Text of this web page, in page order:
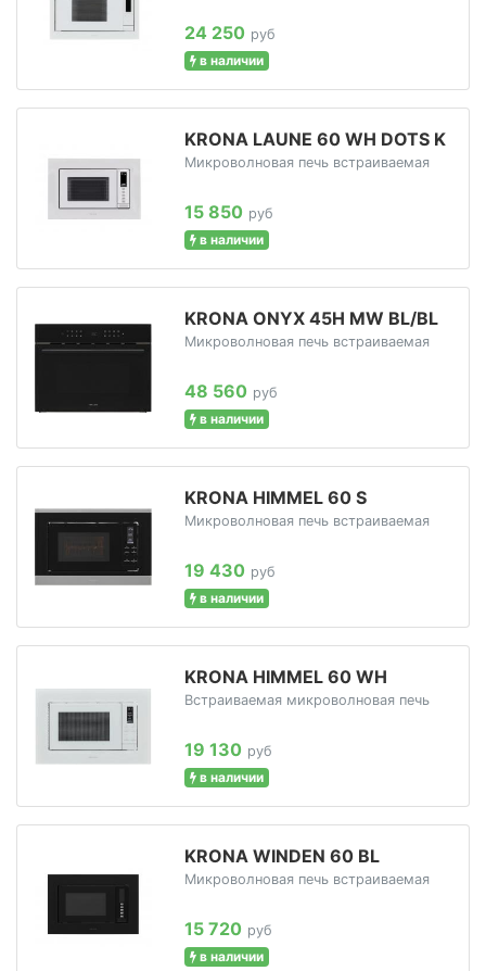
24 250 руб
в наличии
KRONA LAUNE 60 WH DOTS K
Микроволновая печь встраиваемая
15 850 руб
в наличии
KRONA ONYX 45H MW BL/BL
Микроволновая печь встраиваемая
48 560 руб
в наличии
KRONA HIMMEL 60 S
Микроволновая печь встраиваемая
19 430 руб
в наличии
KRONA HIMMEL 60 WH
Встраиваемая микроволновая печь
19 130 руб
в наличии
KRONA WINDEN 60 BL
Микроволновая печь встраиваемая
15 720 руб
в наличии